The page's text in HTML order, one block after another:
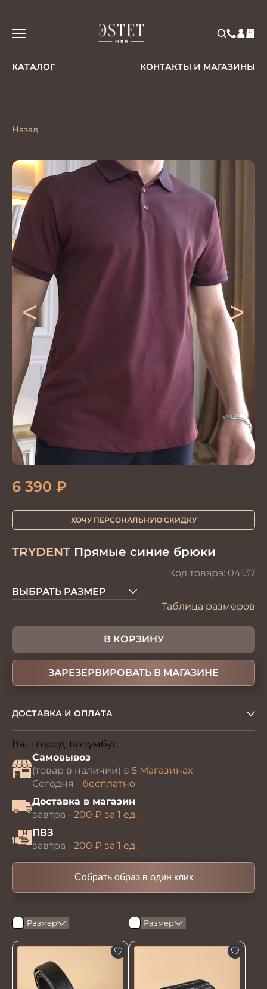
КАТАЛОГ КОНТАКТЫ И МАГАЗИНЫ
Назад
< >
TRYDENT Прямые синие брюки
Код товара: 04137
6 390 ₽
ХОЧУ ПЕРСОНАЛЬНУЮ СКИДКУ
ВЫБРАТЬ РАЗМЕР
Таблица размеров
В КОРЗИНУ
ЗАРЕЗЕРВИРОВАТЬ В МАГАЗИНЕ
ДОСТАВКА И ОПЛАТА
Ваш город: Колумбус
Самовывоз
(товар в наличии) в 5 Магазинах
Сегодня - бесплатно
Доставка в магазин
завтра - 200 ₽ за 1 ед.
ПВЗ
завтра - 200 ₽ за 1 ед.
Собрать образ в один клик
Размер Размер